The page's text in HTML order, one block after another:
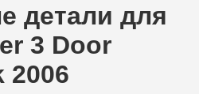
детали для
3 Door
2006